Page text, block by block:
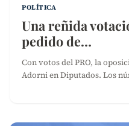
POLÍTICA
Una reñida
pedido de…
Con votos del PRO, la
Adorni en Diputados. Los